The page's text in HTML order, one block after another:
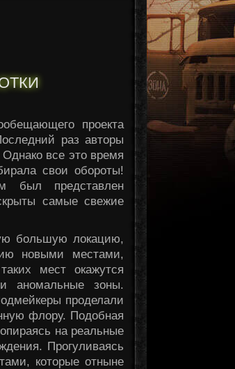
проекта
раз авторы
все это время
свои обороты!
был представлен
самые свежие
большую локацию,
новыми местами,
мест окажутся
аномальные зоны.
проделали
флору. Подобная
на реальные
Прогуливаясь
которые отныне